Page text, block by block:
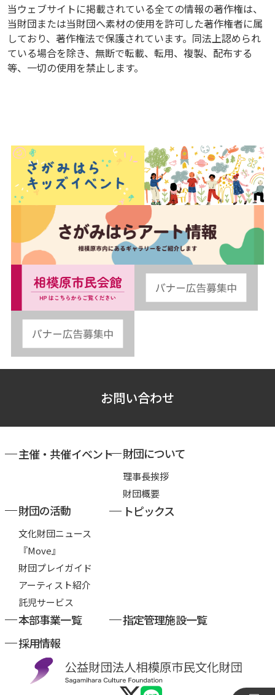
当ウェブサイトに掲載されている全ての情報の著作権は、
当財団または当財団へ素材の使用を許可した著作権者に属
しており、著作権法で保護されています。同法上認められ
ている場合を除き、無断で転載、転用、複製、配布する
等、一切の使用を禁止します。
お問い合わせ
主催・共催イベント 財団について
理事長挨拶
財団概要
財団の活動
文化財団ニュース
『Move』
財団プレイガイド
アーティスト紹介
託児サービス
トピックス
本部事業一覧
指定管理施設一覧
採用情報